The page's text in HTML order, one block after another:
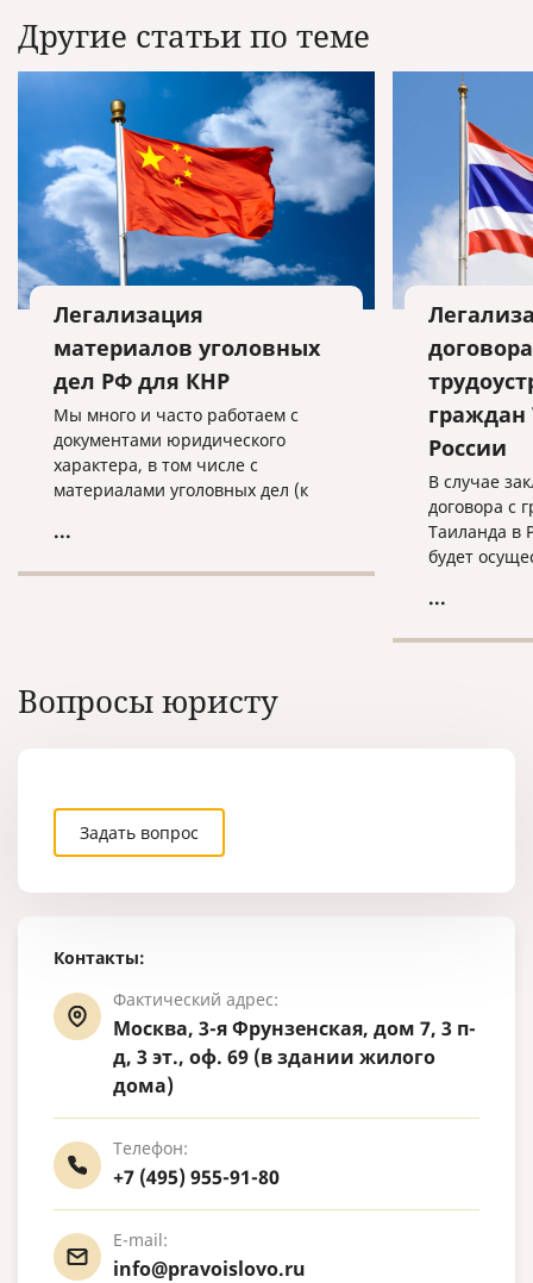
Контакты:
Фактический адрес:
Москва, 3-я Фрунзенская, дом 7, 3 п-
д, 3 эт., оф. 69 (в здании жилого
дома)
Телефон:
+7 (495) 955-91-80
E-mail:
info@pravoislovo.ru
Другие статьи по теме
Легализация
материалов уголовных
дел РФ для КНР
Мы много и часто работаем с
документами юридического
характера, в том числе с
материалами уголовных дел (к
граждан России, обвиняемых в
...
граждан
России
В случае
договора с
Таиланда в
будет
...
Вопросы юристу
Задать вопрос